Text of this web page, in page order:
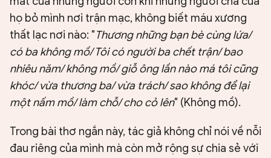
họ bỏ mình nơi trận mạc, không biết máu xương
thất lạc nơi nào: "Thương những bạn bè cùng lứa/
có ba không mồ/ Tôi có người ba chết trận/ bao
nhiêu năm/ không mồ/ giỗ ông lần nào má tôi cũng
khóc/ vừa thương ba/ vừa trách/ sao không để lại
một nấm mồ/ làm chỗ/ cho cỏ lên" (Không mồ).
Trong bài thơ ngắn này, tác giả không chỉ nói về nỗi
đau riêng của mình mà còn mở rộng sự chia sẻ với